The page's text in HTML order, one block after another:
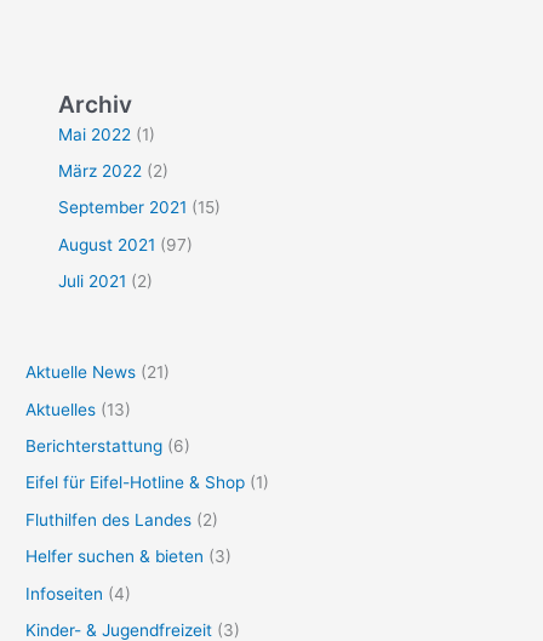
Archiv
Mai 2022 (1)
März 2022 (2)
September 2021 (15)
August 2021 (97)
Juli 2021 (2)
Aktuelle News (21)
Aktuelles (13)
Berichterstattung (6)
Eifel für Eifel-Hotline & Shop (1)
Fluthilfen des Landes (2)
Helfer suchen & bieten (3)
Infoseiten (4)
Kinder- & Jugendfreizeit (3)